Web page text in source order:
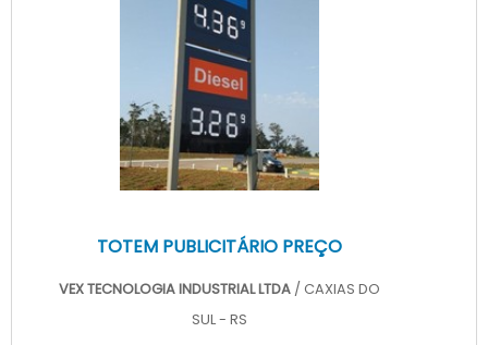
TOTEM PUBLICITÁRIO PREÇO
VEX TECNOLOGIA INDUSTRIAL LTDA / CAXIAS DO
SUL - RS